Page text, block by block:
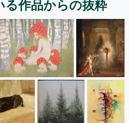
る作品からの抜粋